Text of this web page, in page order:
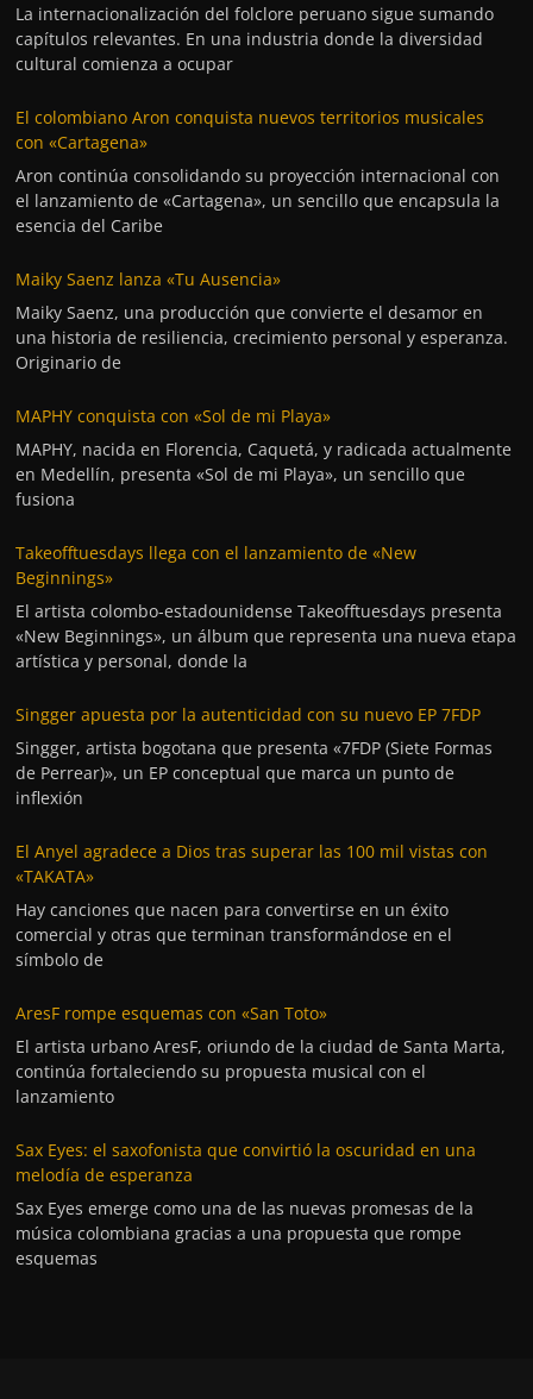
La internacionalización del folclore peruano sigue sumando
capítulos relevantes. En una industria donde la diversidad
cultural comienza a ocupar
El colombiano Aron conquista nuevos territorios musicales
con «Cartagena»
Aron continúa consolidando su proyección internacional con
el lanzamiento de «Cartagena», un sencillo que encapsula la
esencia del Caribe
Maiky Saenz lanza «Tu Ausencia»
Maiky Saenz, una producción que convierte el desamor en
una historia de resiliencia, crecimiento personal y esperanza.
Originario de
MAPHY conquista con «Sol de mi Playa»
MAPHY, nacida en Florencia, Caquetá, y radicada actualmente
en Medellín, presenta «Sol de mi Playa», un sencillo que
fusiona
Takeofftuesdays llega con el lanzamiento de «New
Beginnings»
El artista colombo-estadounidense Takeofftuesdays presenta
«New Beginnings», un álbum que representa una nueva etapa
artística y personal, donde la
Singger apuesta por la autenticidad con su nuevo EP 7FDP
Singger, artista bogotana que presenta «7FDP (Siete Formas
de Perrear)», un EP conceptual que marca un punto de
inflexión
El Anyel agradece a Dios tras superar las 100 mil vistas con
«TAKATA»
Hay canciones que nacen para convertirse en un éxito
comercial y otras que terminan transformándose en el
símbolo de
AresF rompe esquemas con «San Toto»
El artista urbano AresF, oriundo de la ciudad de Santa Marta,
continúa fortaleciendo su propuesta musical con el
lanzamiento
Sax Eyes: el saxofonista que convirtió la oscuridad en una
melodía de esperanza
Sax Eyes emerge como una de las nuevas promesas de la
música colombiana gracias a una propuesta que rompe
esquemas